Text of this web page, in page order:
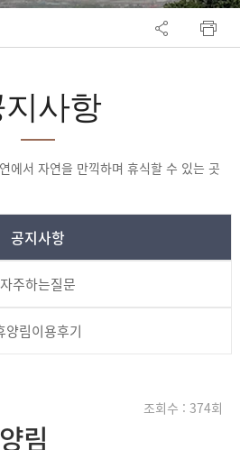
사항
에서 자연을 만끽하며 휴식할 수 있는 곳
공지사항
자주하는질문
양림이용후기
림
조회수 : 374회